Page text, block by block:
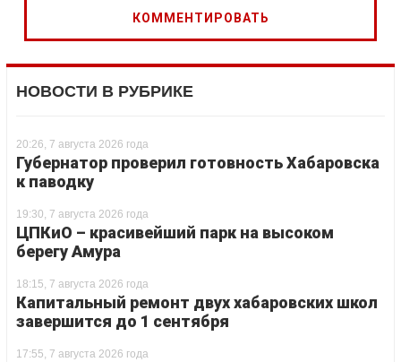
НОВОСТИ В РУБРИКЕ
20:26, 7 августа 2026 года
Губернатор проверил готовность Хабаровска
к паводку
19:30, 7 августа 2026 года
ЦПКиО – красивейший парк на высоком
берегу Амура
18:15, 7 августа 2026 года
Капитальный ремонт двух хабаровских школ
завершится до 1 сентября
17:55, 7 августа 2026 года